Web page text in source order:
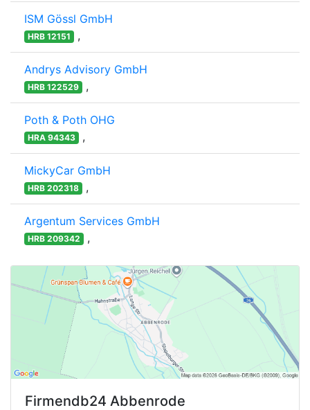
ISM Gössl GmbH
HRB 12151 ,
Andrys Advisory GmbH
HRB 122529 ,
Poth & Poth OHG
HRA 94343 ,
MickyCar GmbH
HRB 202318 ,
Argentum Services GmbH
HRB 209342 ,
Firmendb24 Abbenrode